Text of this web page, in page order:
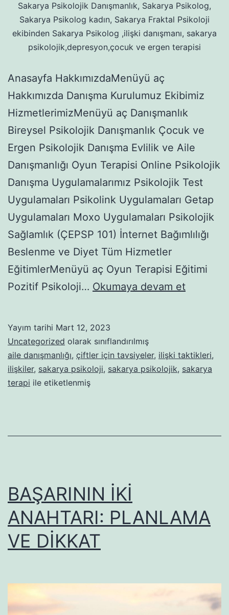
Sakarya Psikolojik Danışmanlık, Sakarya Psikolog,
Sakarya Psikolog kadın, Sakarya Fraktal Psikoloji
ekibinden Sakarya Psikolog ,ilişki danışmanı, sakarya
psikolojik,depresyon,çocuk ve ergen terapisi
Anasayfa HakkımızdaMenüyü aç
Hakkımızda Danışma Kurulumuz Ekibimiz
HizmetlerimizMenüyü aç Danışmanlık
Bireysel Psikolojik Danışmanlık Çocuk ve
Ergen Psikolojik Danışma Evlilik ve Aile
Danışmanlığı Oyun Terapisi Online Psikolojik
Danışma Uygulamalarımız Psikolojik Test
Uygulamaları Psikolink Uygulamaları Getap
Uygulamaları Moxo Uygulamaları Psikolojik
Sağlamlık (ÇEPSP 101) İnternet Bağımlılığı
Beslenme ve Diyet Tüm Hizmetler
EğitimlerMenüyü aç Oyun Terapisi Eğitimi
Pozitif Psikoloji… Okumaya devam etÇİFT
Yayım tarihi Mart 12, 2023
Uncategorized olarak sınıflandırılmış
aile danışmanlığı, çiftler için tavsiyeler, ilişki taktikleri,
ilişkiler, sakarya psikoloji, sakarya psikolojik, sakarya
terapi ile etiketlenmiş
BAŞARININ İKİ
ANAHTARI: PLANLAMA
VE DİKKAT